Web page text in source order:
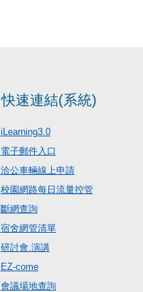
快速連結(系統)
iLearning3.0
電子郵件入口
洽公車輛線上申請
校園網路每日流量控管
斷網查詢
宿舍網管清單
研討會.演講
EZ-come
會議場地查詢